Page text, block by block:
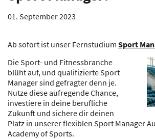
01. September 2023
Ab sofort ist unser Fernstudium Sport
Die Sport- und Fitnessbranche
blüht auf, und qualifizierte Sport
Manager sind gefragter denn je.
Nutze diese aufregende Chance,
investiere in deine berufliche
Zukunft und sichere dir deinen
Platz in unserer flexiblen Sport Manager
Academy of Sports.